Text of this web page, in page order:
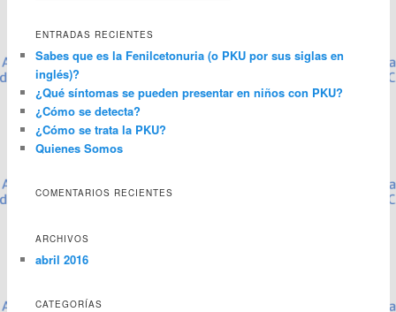
ENTRADAS RECIENTES
Sabes que es la Fenilcetonuria (o PKU por sus siglas en
inglés)?
¿Qué síntomas se pueden presentar en niños con PKU?
¿Cómo se detecta?
¿Cómo se trata la PKU?
Quienes Somos
COMENTARIOS RECIENTES
ARCHIVOS
abril 2016
CATEGORÍAS